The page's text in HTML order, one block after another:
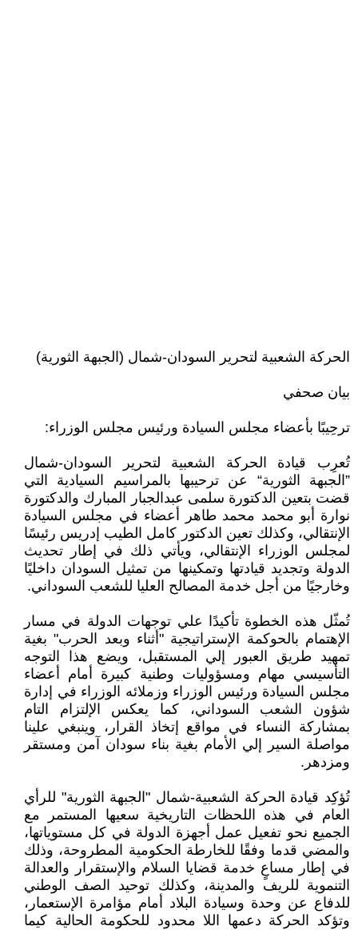
الحركة الشعبية لتحرير السودان-شمال (الجبهة الثورية)
بيان صحفي
ترحِيبًا بأعضاء مجلس السيادة ورئيس مجلس الوزراء:
تُعرِب قيادة الحركة الشعبية لتحرير السودان-شمال
”الجبهة الثورية“ عن ترحيبها بالمراسيم السيادية التي
قضت بتعين الدكتورة سلمى عبدالجبار المبارك والدكتورة
نوارة أبو محمد محمد طاهر أعضاء في مجلس السيادة
الإنتقالي، وكذلك تعين الدكتور كامل الطيب إدريس رئيسًا
لمجلس الوزراء الإنتقالي، ويأتي ذلك في إطار تحديث
الدولة وتجديد قيادتها وتمكينها من تمثيل السودان داخليًا
وخارجيًا من أجل خدمة المصالح العليا للشعب السوداني.
تُمثّل هذه الخطوة تأكيدًا علي توجهات الدولة في مسار
الإهتمام بالحوكمة الإستراتيجية "أثناء وبعد الحرب" بغية
تمهيد طريق العبور إلي المستقبل، ويضع هذا التوجه
التأسيسي مهام ومسؤوليات وطنية كبيرة أمام أعضاء
مجلس السيادة ورئيس الوزراء وزملائه الوزراء في إدارة
شؤون الشعب السوداني، كما يعكس الإلتزام التام
بمشاركة النساء في مواقع إتخاذ القرار، وينبغي علينا
مواصلة السير إلي الأمام بغية بناء سودان آمن ومستقر
ومزدهر.
تُؤكِد قيادة الحركة الشعبية-شمال "الجبهة الثورية" للرأي
العام في هذه اللحظات التاريخية سعيها المستمر مع
الجميع نحو تفعيل عمل أجهزة الدولة في كل مستوياتها،
والمضي قدما وفقًا للخارطة الحكومية المطروحة، وذلك
في إطار مساعٍ خدمة قضايا السلام والإستقرار والعدالة
التنموية للريف والمدينة، وكذلك توحيد الصف الوطني
للدفاع عن وحدة وسيادة البلاد أمام مؤامرة الإستعمار،
وتؤكد الحركة دعمها اللا محدود للحكومة الحالية كيما